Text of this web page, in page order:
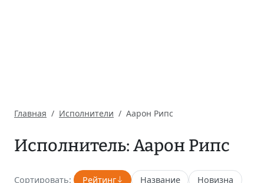
Главная Исполнители Аарон Рипс
Исполнитель: Аарон Рипс
Сортировать: Рейтинг Название
Новизна